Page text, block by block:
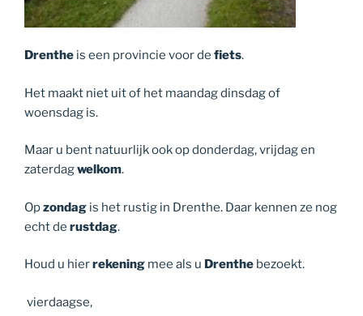
Drenthe is een provincie voor de fiets.
Het maakt niet uit of het maandag dinsdag of
woensdag is.
Maar u bent natuurlijk ook op donderdag, vrijdag en
zaterdagwelkom.
Opzondag is het rustig in Drenthe. Daar kennen ze nog
echt de rustdag.
Houd u hierrekening mee als u Drenthe bezoekt.
vierdaagse,